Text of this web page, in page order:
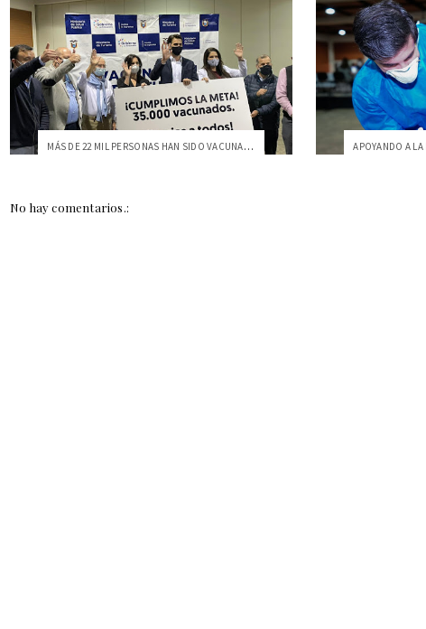
MÁS DE 22 MIL PERSONAS HAN SIDO VACUNADA...
No hay comentarios.: